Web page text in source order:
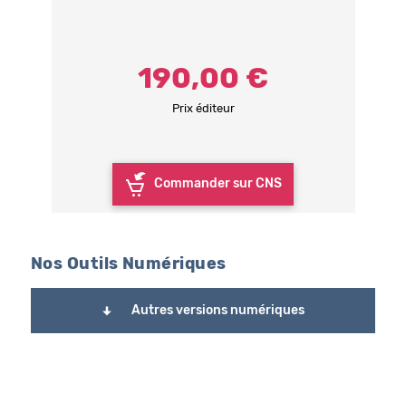
Prix éditeur
190,00 €
Commander sur CNS
Nos Outils Numériques
Autres versions numériques